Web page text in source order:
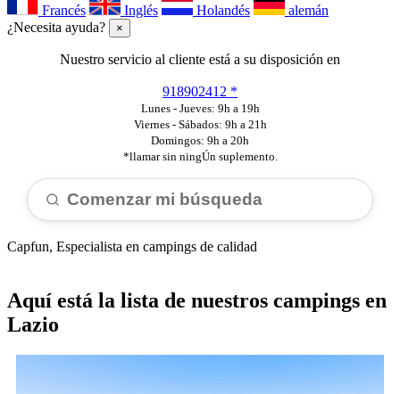
Francés
Inglés Holandés
alemán
¿Necesita ayuda?
×
Nuestro servicio al cliente está a su disposición en
918902412 *
Lunes - Jueves: 9h a 19h
Viernes - Sábados: 9h a 21h
Domingos: 9h a 20h
*llamar sin ningÚn suplemento.
Comenzar mi búsqueda
Capfun, Especialista en campings de calidad
Aquí está la lista de nuestros campings en
Lazio